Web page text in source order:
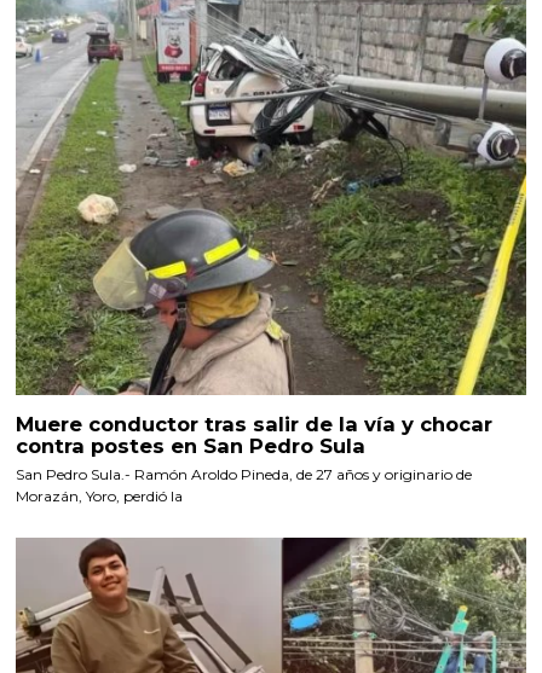
Muere conductor tras salir de la vía y chocar
contra postes en San Pedro Sula
San Pedro Sula.- Ramón Aroldo Pineda, de 27 años y originario de
Morazán, Yoro, perdió la